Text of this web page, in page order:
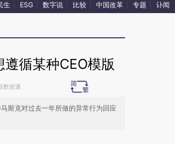
生 ESG 数字说 比较 中国改革 专题 讣闻
遵循某种CEO模版
数据通
斯克对过去一年所做的异常行为回应